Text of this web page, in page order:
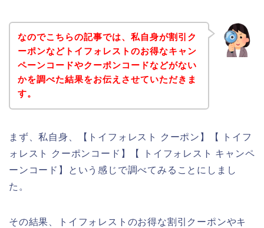
なのでこちらの記事では、私自身が割引ク
ーポンなどトイフォレストのお得なキャン
ペーンコードやクーポンコードなどがない
かを調べた結果をお伝えさせていただきま
す。
まず、私自身、【トイフォレスト クーポン】【 トイフ
ォレスト クーポンコード】【 トイフォレスト キャンペ
ーンコード】という感じで調べてみることにしまし
た。
その結果、トイフォレストのお得な割引クーポンやキ